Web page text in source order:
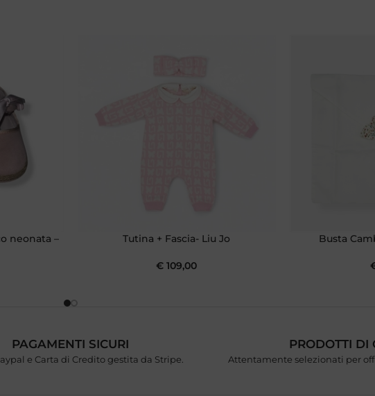
neonata –
Tutina + Fascia- Liu Jo
€ 109,00
Busta
PAGAMENTI SICURI
e Carta di Credito gestita da Stripe.
PRODOTTI DI
Attentamente selezionati per